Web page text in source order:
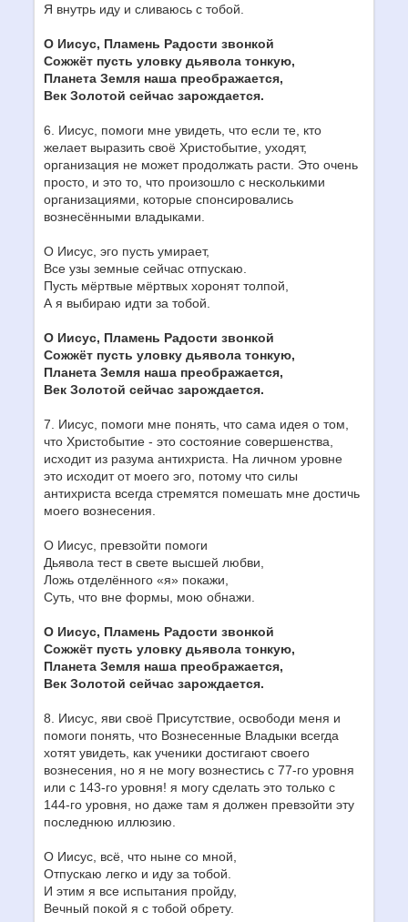
Я внутрь иду и сливаюсь с тобой.
О Иисус, Пламень Радости звонкой
Сожжёт пусть уловку дьявола тонкую,
Планета Земля наша преображается,
Век Золотой сейчас зарождается.
6. Иисус, помоги мне увидеть, что если те, кто
желает выразить своё Христобытие, уходят,
организация не может продолжать расти. Это очень
просто, и это то, что произошло с несколькими
организациями, которые спонсировались
вознесёнными владыками.
О Иисус, эго пусть умирает,
Все узы земные сейчас отпускаю.
Пусть мёртвые мёртвых хоронят толпой,
А я выбираю идти за тобой.
О Иисус, Пламень Радости звонкой
Сожжёт пусть уловку дьявола тонкую,
Планета Земля наша преображается,
Век Золотой сейчас зарождается.
7. Иисус, помоги мне понять, что сама идея о том,
что Христобытие - это состояние совершенства,
исходит из разума антихриста. На личном уровне
это исходит от моего эго, потому что силы
антихриста всегда стремятся помешать мне достичь
моего вознесения.
О Иисус, превзойти помоги
Дьявола тест в свете высшей любви,
Ложь отделённого «я» покажи,
Суть, что вне формы, мою обнажи.
О Иисус, Пламень Радости звонкой
Сожжёт пусть уловку дьявола тонкую,
Планета Земля наша преображается,
Век Золотой сейчас зарождается.
8. Иисус, яви своё Присутствие, освободи меня и
помоги понять, что Вознесенные Владыки всегда
хотят увидеть, как ученики достигают своего
вознесения, но я не могу вознестись с 77-го уровня
или с 143-го уровня! я могу сделать это только с
144-го уровня, но даже там я должен превзойти эту
последнюю иллюзию.
О Иисус, всё, что ныне со мной,
Отпускаю легко и иду за тобой.
И этим я все испытания пройду,
Вечный покой я с тобой обрету.